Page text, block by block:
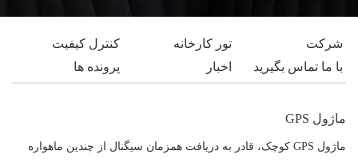
شرکت تور کارخانه
کنترل کیفیت
با ما تماس بگیرید
اخبار پرونده ها
ماژول GPS
ماژول GPS کوچک، قادر به دریافت همزمان سیگنال از چندین ماهواره